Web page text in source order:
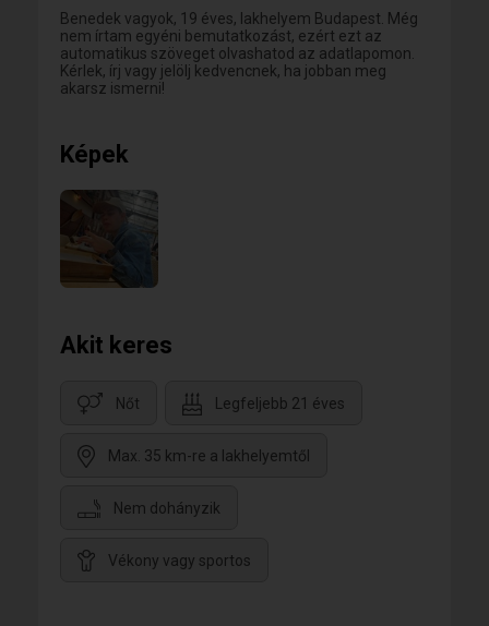
Benedek vagyok, 19 éves, lakhelyem Budapest. Még
nem írtam egyéni bemutatkozást, ezért ezt az
automatikus szöveget olvashatod az adatlapomon.
Kérlek, írj vagy jelölj kedvencnek, ha jobban meg
akarsz ismerni!
Képek
Akit keres
Nőt Legfeljebb 21 éves
Max. 35 km-re a lakhelyemtől
Nem dohányzik
Vékony vagy sportos